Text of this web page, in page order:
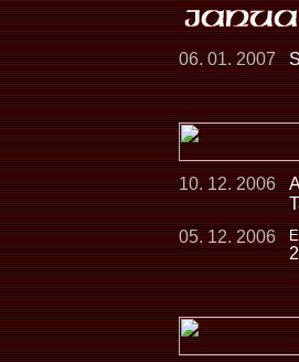
06. 01. 2007
10. 12. 2006
05. 12. 2006